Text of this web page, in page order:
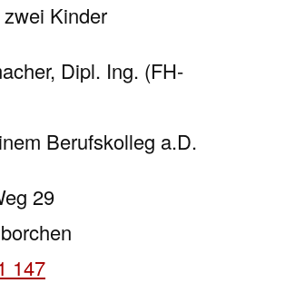
Kinder
Dipl. Ing. (FH-
Berufskolleg a.D.
29
147